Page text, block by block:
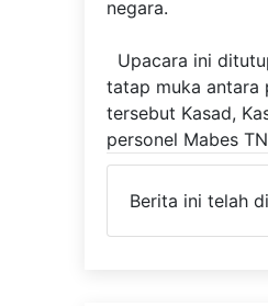
negara.
Upacara ini
tatap muka antara
tersebut Kasad,
personel Mabes
Berita ini telah